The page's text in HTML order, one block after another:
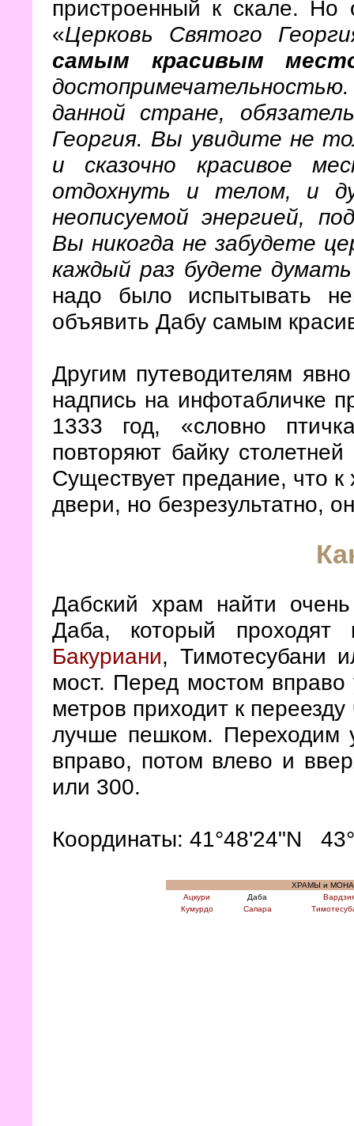
пристроенный к скале. Но
«Церковь Святого
самым красивым
данной стране,
Георгия. Вы увидите не
и сказочно красивое
отдохнуть и телом, и
неописуемой энергией,
Вы никогда не забудете
каждый раз будете
надо было испытывать
объявить Дабу самым
Другим путеводителям
надпись на инфотабличке
1333 год, «словно
повторяют байку
Существует предание, что
двери, но безрезультатно,
Дабский храм найти
Даба, который
Бакуриани, Тимотесубани
мост. Перед мостом вправо
метров приходит к
лучше пешком. Переходим
вправо, потом влево и
или 300.
Координаты: 41°48'24"N
ХРАМЫ и
Ацкури
Даба
Кумурдо
Сапара